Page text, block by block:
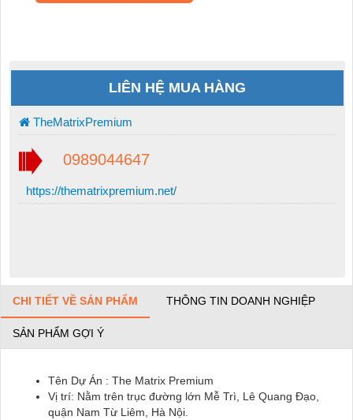
LIÊN HỆ MUA HÀNG
TheMatrixPremium
0989044647
https://thematrixpremium.net/
CHI TIẾT VỀ SẢN PHẨM THÔNG TIN DOANH NGHIỆP
SẢN PHẨM GỢI Ý
Tên Dự Án : The Matrix Premium
Vị trí: Nằm trên trục đường lớn Mễ Trì, Lê Quang Đạo,
quận Nam Từ Liêm, Hà Nội.